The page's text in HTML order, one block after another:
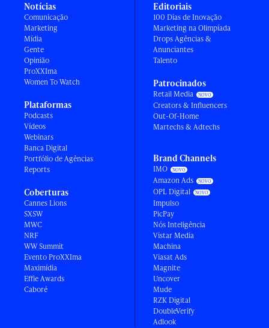
Notícias
Comunicação
Marketing
Mídia
Gente
Opinião
ProXXIma
Women To Watch
Plataformas
Podcasts
Vídeos
Webinars
Banca Digital
Portfólio de Agências
Reports
Coberturas
Cannes Lions
SXSW
MWC
NRF
WW Summit
Evento ProXXIma
Maximídia
Effie Awards
Caboré
Editoriais
100 Dias de Inovação
Marketing na Olimpíada
Drops Agências &
Anunciantes
Talento
Patrocinados
Retail Media
Creators & Influencers
Out-Of-Home
Martechs & Adtechs
Brand Channels
IMO
Amazon Ads
OPL Digital
Impulso
PicPay
Nós Inteligência
Vistar Media
Machina
Viasat Ads
Magnite
Uncover
Mude
RZK Digital
DoubleVerify
Adlook